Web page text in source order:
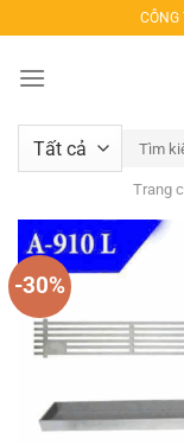
qua
nội
CÔNG
Tìm
kiếm:
Trang
-30%